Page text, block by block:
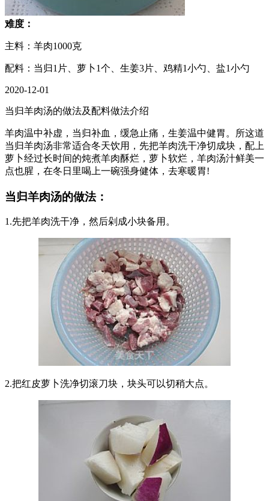
难度：
主料：羊肉1000克
配料：当归1片、萝卜1个、生姜3片、鸡精1小勺、盐1小勺
2020-12-01
当归羊肉汤的做法及配料做法介绍
羊肉温中补虚，当归补血，缓急止痛，生姜温中健胃。所这道
当归羊肉汤非常适合冬天饮用，先把羊肉洗干净切成块，配上
萝卜经过长时间的炖煮羊肉酥烂，萝卜软烂，羊肉汤汁鲜美一
点也腥，在冬日里喝上一碗强身健体，去寒暖胃!
当归羊肉汤的做法：
1.先把羊肉洗干净，然后剁成小块备用。
2.把红皮萝卜洗净切滚刀块，块头可以切稍大点。